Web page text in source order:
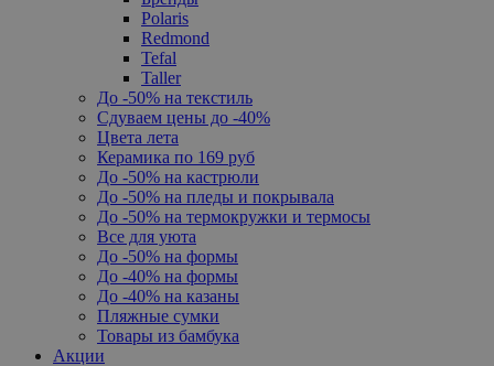
Polaris
Redmond
Tefal
Taller
До -50% на текстиль
Сдуваем цены до -40%
Цвета лета
Керамика по 169 руб
До -50% на кастрюли
До -50% на пледы и покрывала
До -50% на термокружки и термосы
Все для уюта
До -50% на формы
До -40% на формы
До -40% на казаны
Пляжные сумки
Товары из бамбука
Акции